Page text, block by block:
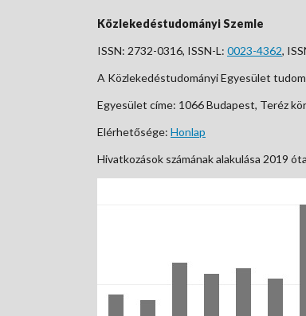
Közlekedéstudományi Szemle
ISSN: 2732-0316, ISSN-L: 0023-4362,
A Közlekedéstudományi Egyesület
Egyesület címe: 1066 Budapest, Teréz
Elérhetősége: Honlap
Hivatkozások számának alakulása 2019